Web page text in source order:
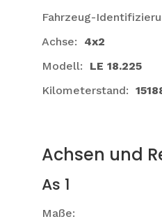
Fahrzeug-
Achse:
4x2
Modell:
LE 18.225
Kilometerstand:
Achsen und
As 1
Maße: